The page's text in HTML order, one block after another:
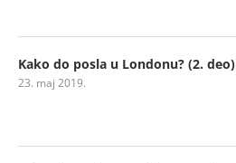
Kako do posla u Londonu? (2. deo)
23. maj 2019.